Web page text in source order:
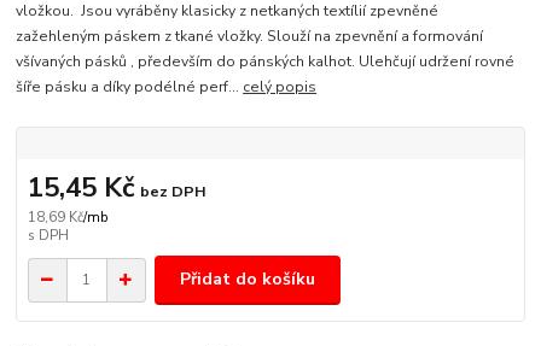
vložkou. Jsou vyráběny klasicky z netkaných textílií zpevněné
zažehleným páskem z tkané vložky. Slouží na zpevnění a formování
všívaných pásků , především do pánských kalhot. Ulehčují udržení rovné
šíře pásku a díky podélné perf... celý popis
18,69 Kč/mb
15,45 Kč bez DPH
Přidat do košíku